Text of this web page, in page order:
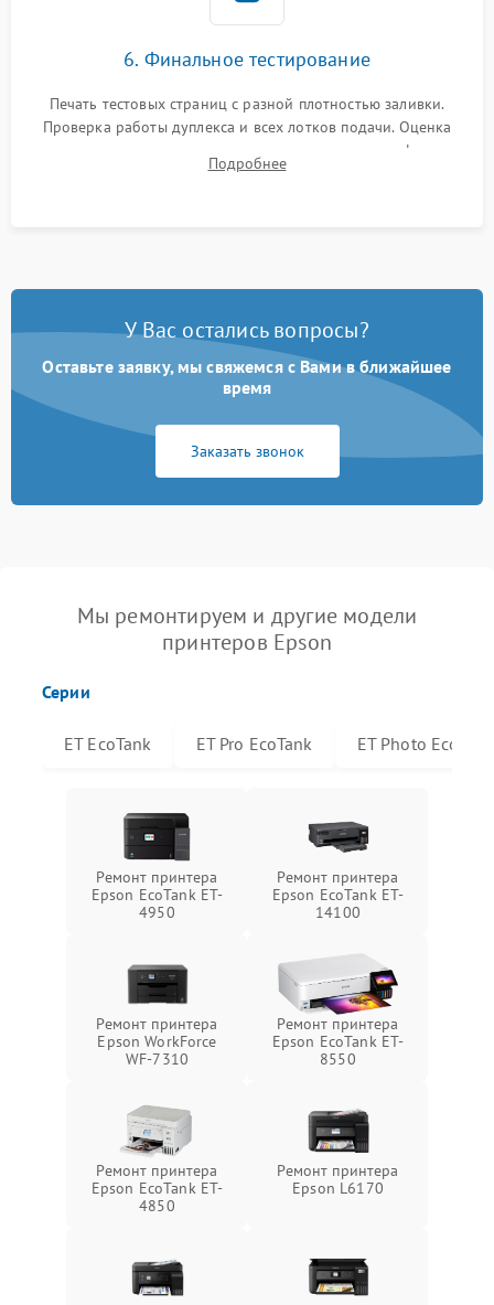
6. Финальное тестирование
Печать тестовых страниц с разной плотностью заливки.
Проверка работы дуплекса и всех лотков подачи. Оценка
качества запекания тонера и полное отсутствие дефектов
изображения перед выдачей готового устройства.
Подробнее
У Вас остались вопросы?
Оставьте заявку, мы свяжемся с Вами в ближайшее
время
Заказать звонок
Мы ремонтируем и другие модели
принтеров Epson
Серии
ET EcoTank ET Pro EcoTank ET Photo
Ремонт принтера
Epson EcoTank ET-
4950
Ремонт принтера
Epson EcoTank ET-
14100
Ремонт принтера
Epson WorkForce
WF-7310
Ремонт принтера
Epson EcoTank ET-
8550
Ремонт принтера
Epson EcoTank ET-
4850
Ремонт принтера
Epson L6170